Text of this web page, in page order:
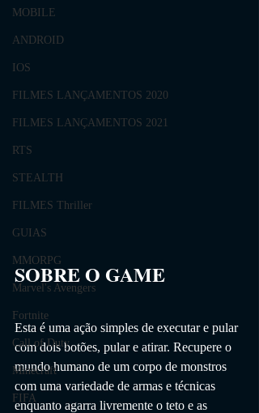
MOBILE
ANDROID
IOS
FILMES LANÇAMENTOS 2020
FILMES LANÇAMENTOS 2021
RTS
STEALTH
FILMES Thriller
GUIAS
MMORPG
Marvel's Avengers
Fortnite
Call of Duty
Minecraft
FIFA
SOBRE O GAME
Esta é uma ação simples de executar e pular
com dois botões, pular e atirar. Recupere o
mundo humano de um corpo de monstros
com uma variedade de armas e técnicas
enquanto agarra livremente o teto e as